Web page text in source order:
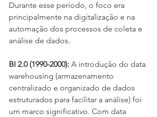
Durante esse período, o foco era
principalmente na digitalização e na
automação dos processos de coleta e
análise de dados.
BI 2.0 (1990-2000): A introdução do data
warehousing (armazenamento
centralizado e organizado de dados
estruturados para facilitar a análise) foi
um marco significativo. Com data